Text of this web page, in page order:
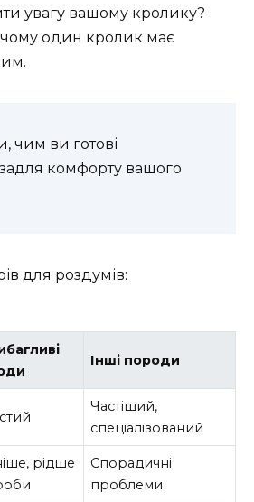
увагу вашому кролику?
чому один кролик має
чим ви готові
комфорту вашого
для роздумів:
Інші породи
Частіший,
спеціалізований
рідше
Спорадичні
проблеми